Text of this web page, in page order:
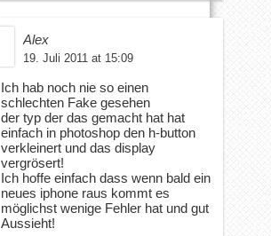
Alex
19. Juli 2011 at 15:09
Ich hab noch nie so einen
schlechten Fake gesehen
der typ der das gemacht hat hat
einfach in photoshop den h-button
verkleinert und das display
vergrösert!
Ich hoffe einfach dass wenn bald ein
neues iphone raus kommt es
möglichst wenige Fehler hat und gut
Aussieht!